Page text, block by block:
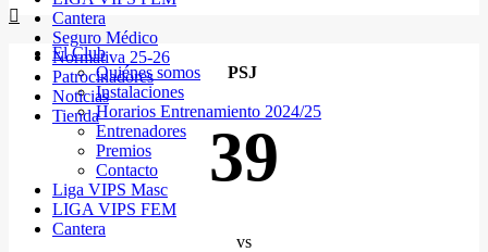
El Club
Quiénes somos
Instalaciones
Horarios Entrenamiento 2024/25
Entrenadores
Premios
Contacto
Liga VIPS Masc
LIGA VIPS FEM
Cantera
Cantera
Seguro Médico
Normativa 25-26
Patrocinadores
Noticias
Tienda
PSJ
39
vs